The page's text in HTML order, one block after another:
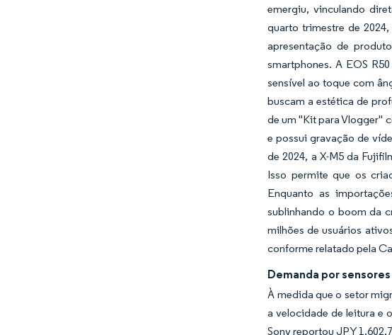
emergiu, vinculando
quarto trimestre de
apresentação de
smartphones. A EOS
sensível ao toque com
buscam a estética de
de um "Kit para Vlogger"
e possui gravação de
de 2024, a X-M5 da
Isso permite que os
Enquanto as
sublinhando o boom da
milhões de usuários
conforme relatado pela
Demanda por
À medida que o setor
a velocidade de leitura e
Sony reportou JPY